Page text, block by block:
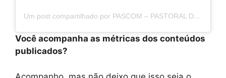
Um post compartilhado por PASCOM – PASTORAL DA COMUNICAÇÃO DO ROCIO (@pascom_rocio)
Você acompanha as métricas dos conteúdos
publicados?